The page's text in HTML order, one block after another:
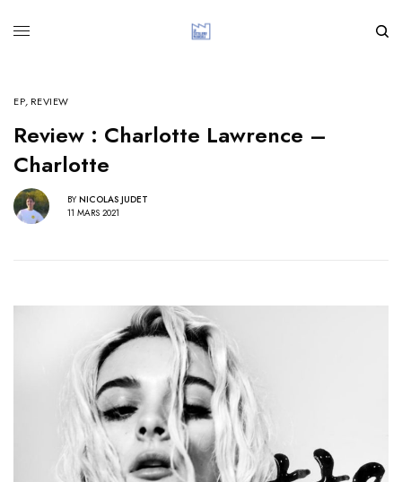
EP, REVIEW
Review : Charlotte Lawrence –
Charlotte
BY NICOLAS JUDET
11 MARS 2021